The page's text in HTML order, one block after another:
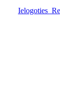
Ielogoties
Kopējiet šo
IZVEIDOT
ATSKAŅOT